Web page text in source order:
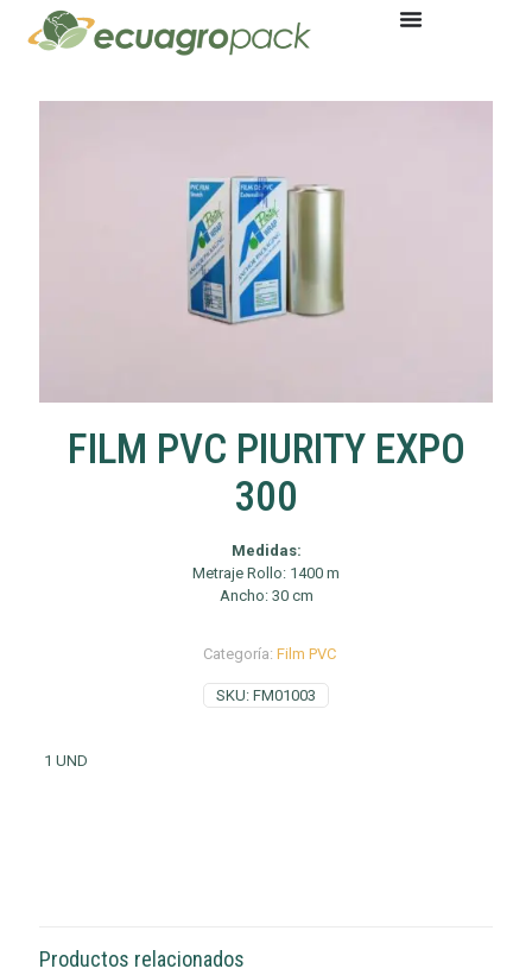
FILM PVC PIURITY EXPO
300
Medidas:
Metraje Rollo: 1400 m
Ancho: 30 cm
SKU: FM01003
Categoría: Film PVC
1 UND
Productos relacionados